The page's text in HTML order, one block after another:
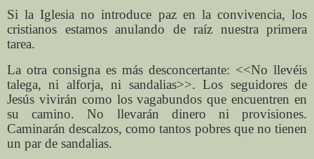
Si la Iglesia no introduce paz en la convivencia, los
cristianos estamos anulando de raíz nuestra primera
tarea.
La otra consigna es más desconcertante: <<No llevéis
talega, ni alforja, ni sandalias>>. Los seguidores de
Jesús vivirán como los vagabundos que encuentren en
su camino. No llevarán dinero ni provisiones.
Caminarán descalzos, como tantos pobres que no tienen
un par de sandalias.